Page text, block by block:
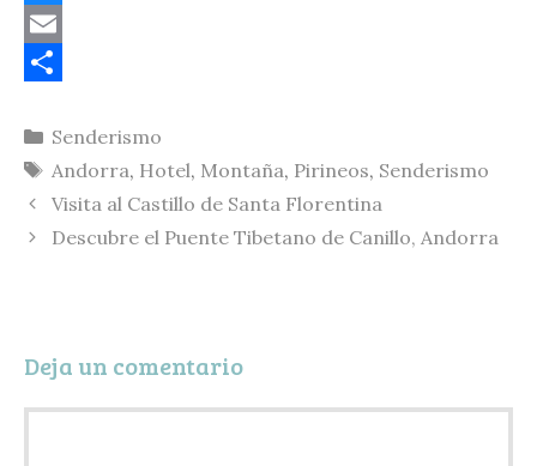
o
p
L
i
n
B
e
s
k
E
a
i
o
m
p
i
r
Categorías
Senderismo
Etiquetas
Andorra, Hotel, Montaña, Pirineos, Senderismo
Visita al Castillo de Santa Florentina
Descubre el Puente Tibetano de Canillo, Andorra
Deja un comentario